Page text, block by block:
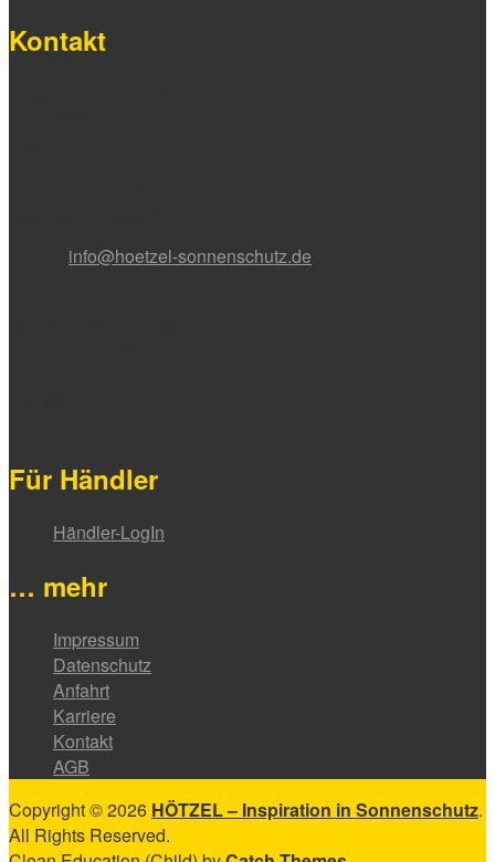
Kontakt
info@hoetzel-sonnenschutz.de
Für Händler
Händler-LogIn
… mehr
Impressum
Datenschutz
Anfahrt
Karriere
Kontakt
AGB
Copyright © 2026 HÖTZEL – Inspiration in Sonnenschutz.
All Rights Reserved.